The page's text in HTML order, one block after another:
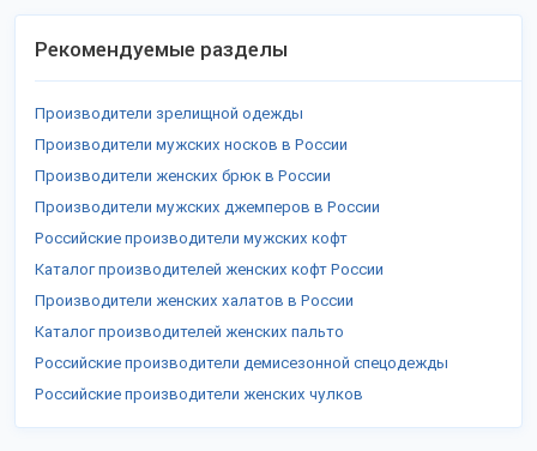
Рекомендуемые разделы
Производители зрелищной одежды
Производители мужских носков в России
Производители женских брюк в России
Производители мужских джемперов в России
Российские производители мужских кофт
Каталог производителей женских кофт России
Производители женских халатов в России
Каталог производителей женских пальто
Российские производители демисезонной спецодежды
Российские производители женских чулков